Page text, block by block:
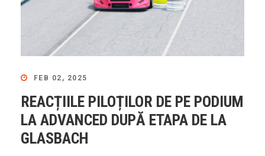
FEB 02, 2025
REACȚIILE PILOȚILOR DE PE PODIUM
LA ADVANCED DUPĂ ETAPA DE LA
GLASBACH